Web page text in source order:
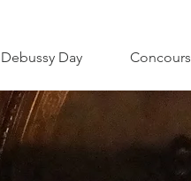
Debussy Day Concours